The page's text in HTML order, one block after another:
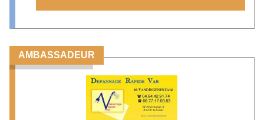
AMBASSADEUR